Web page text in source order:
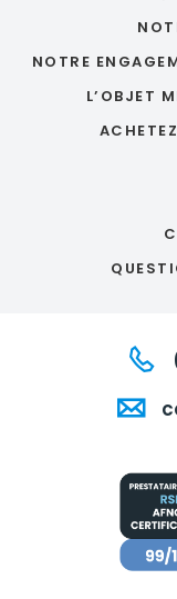
NOTRE
L’OBJET